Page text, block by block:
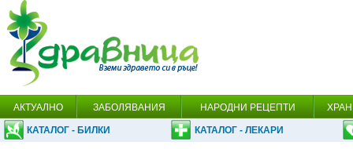
АКТУАЛНО ЗАБОЛЯВАНИЯ НАРОДНИ РЕЦЕПТИ
КАТАЛОГ - БИЛКИ КАТАЛОГ - ЛЕКАРИ